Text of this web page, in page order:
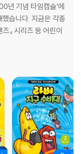
년 기념 타임캡슐’에
했습니다. 지금은 각종
』 시리즈 등 어린이